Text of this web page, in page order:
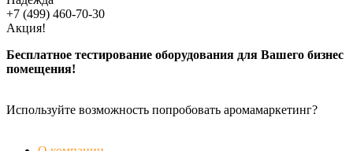
+7 (499) 460-70-30
Акция!
Бесплатное тестирование оборудования для Вашего бизнес
помещения!
Используйте возможность попробовать аромамаркетинг?